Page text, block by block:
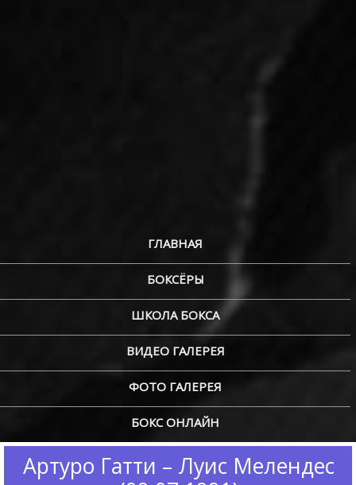
ГЛАВНАЯ
БОКСЁРЫ
ШКОЛА БОКСА
ВИДЕО ГАЛЕРЕЯ
ФОТО ГАЛЕРЕЯ
БОКС ОНЛАЙН
Артуро Гатти – Луис Мелендес